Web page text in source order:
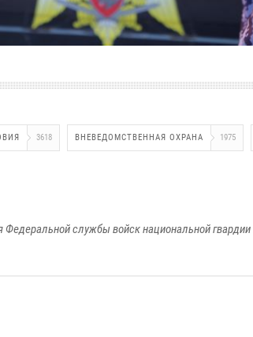
3618 ВНЕВЕДОМСТВЕННАЯ ОХРАНА 1975
Федеральной службы войск национальной